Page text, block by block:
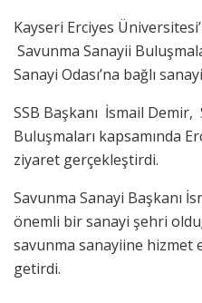
Kayseri Erciyes
Savunma Sanayii
Sanayi Odası’na bağlı
SSB Başkanı İsmail Demir,
Buluşmaları kapsamında
ziyaret gerçekleştirdi.
Savunma Sanayi Başkanı
önemli bir sanayi şehri
savunma sanayiine hizmet
getirdi.